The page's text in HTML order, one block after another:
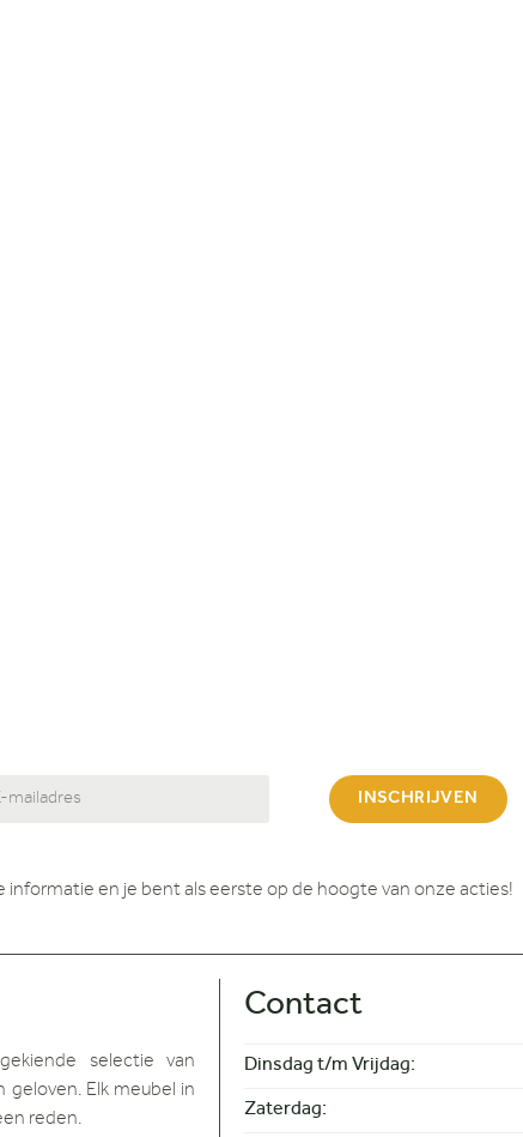
INSCHRIJVEN
en je bent als eerste op de hoogte van onze acties!
selectie van
geloven. Elk meubel in
reden.
Contact
Dinsdag t/m Vrijdag:
Zaterdag: